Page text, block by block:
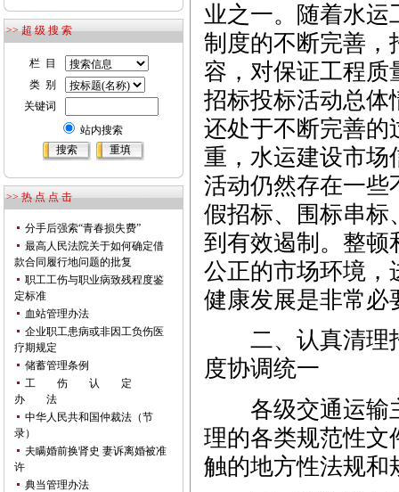
>> 超 级 搜 索
栏 目
类 别
关键词
站内搜索
>> 热 点 点 击
分手后强索“青春损失费”
最高人民法院关于如何确定借
款合同履行地问题的批复
职工工伤与职业病致残程度鉴
定标准
血站管理办法
企业职工患病或非因工负伤医
疗期规定
储蓄管理条例
工 伤 认 定
办 法
中华人民共和国仲裁法（节
录）
夫瞒婚前换肾史 妻诉离婚被准
许
典当管理办法
业之一。随着水运
制度的不断完善，
容，对保证工程质
招标投标活动总体
还处于不断完善的
重，水运建设市场
活动仍然存在一些
假招标、围标串标
到有效遏制。整顿
公正的市场环境，
健康发展是非常必
二、认真清理招
度协调统一
各级交通运输主
理的各类规范性文
触的地方性法规和